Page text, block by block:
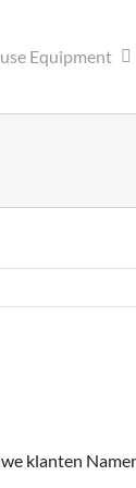
Equipment
klanten